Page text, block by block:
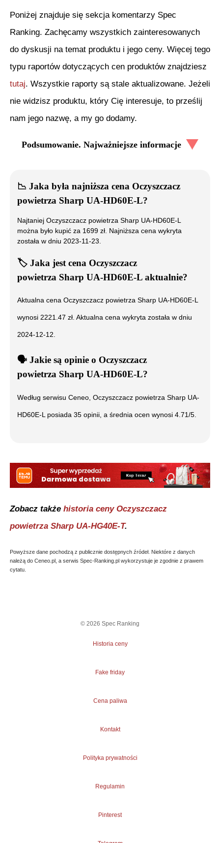
Poniżej znajduje się sekcja komentarzy Spec
Ranking. Zachęcamy wszystkich zainteresowanych
do dyskusji na temat produktu i jego ceny. Więcej tego
typu raportów dotyczących cen produktów znajdziesz
tutaj. Wszystkie raporty są stale aktualizowane. Jeżeli
nie widzisz produktu, który Cię interesuje, to prześlij
nam jego nazwę, a my go dodamy.
Podsumowanie. Najważniejsze informacje
📉 Jaka była najniższa cena Oczyszczacz
powietrza Sharp UA-HD60E-L?
Najtaniej Oczyszczacz powietrza Sharp UA-HD60E-L
można było kupić za 1699 zł. Najniższa cena wykryta
została w dniu 2023-11-23
🏷️ Jaka jest cena Oczyszczacz
powietrza Sharp UA-HD60E-L aktualnie?
Aktualna cena Oczyszczacz powietrza Sharp UA-HD60E-L
wynosi 2221.47 zł. Aktualna cena wykryta została w dniu
2024-12-12.
🗣️ ️ Jakie są opinie o Oczyszczacz
powietrza Sharp UA-HD60E-L?
Według serwisu Ceneo, Oczyszczacz powietrza Sharp UA-
HD60E-L posiada 35 opinii, a średnia ocen wynosi 4.71/5.
Zobacz także historia ceny Oczyszczacz
powietrza Sharp UA-HG40E-T.
Powyższe dane pochodzą z publicznie dostępnych źródeł. Niektóre z danych
należą do Ceneo.pl, a serwis Spec-Ranking.pl wykorzystuje je zgodnie z prawem
cytatu.
© 2026 Spec Ranking
Historia ceny
Fake friday
Cena paliwa
Kontakt
Polityka prywatności
Regulamin
Pinterest